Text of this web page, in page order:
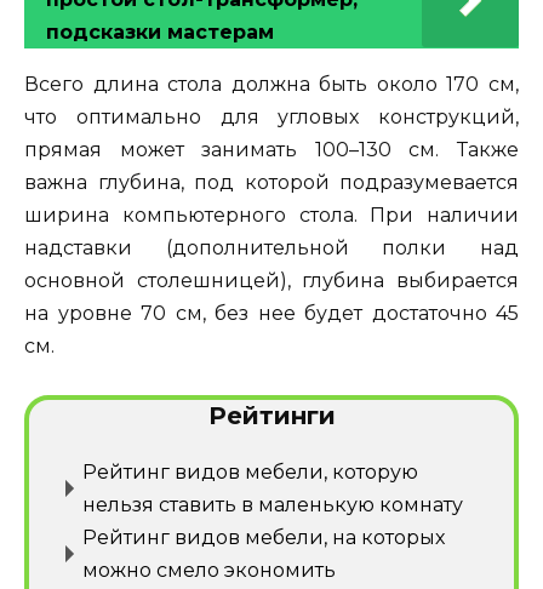
подсказки мастерам
Всего длина стола должна быть около 170 см,
что оптимально для угловых конструкций,
прямая может занимать 100–130 см. Также
важна глубина, под которой подразумевается
ширина компьютерного стола. При наличии
надставки (дополнительной полки над
основной столешницей), глубина выбирается
на уровне 70 см, без нее будет достаточно 45
см.
Рейтинги
Рейтинг видов мебели, которую
нельзя ставить в маленькую комнату
Рейтинг видов мебели, на которых
можно смело экономить